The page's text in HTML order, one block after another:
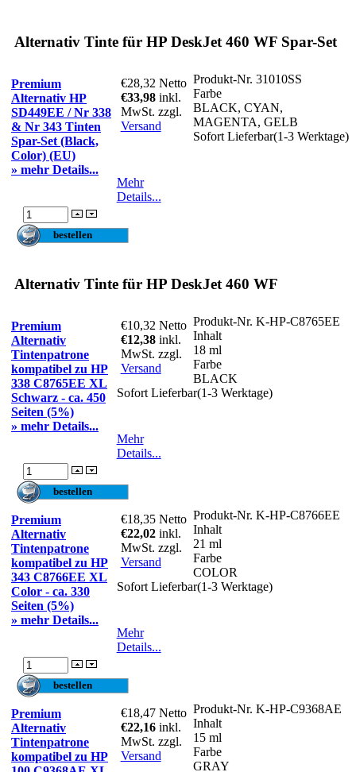
Alternativ Tinte für HP DeskJet 460 WF Spar-Set
Premium
Alternativ HP
SD449EE / Nr 338
& Nr 343 Tinten
Spar-Set (Black,
Color) (EU)
» mehr Details...
€28,32 Netto
€33,98 inkl.
MwSt. zzgl.
Versand
Produkt-Nr. 31010SS
Farbe
BLACK, CYAN,
MAGENTA, GELB
Sofort Lieferbar(1-3 Werktage)
Mehr
Details...
Alternativ Tinte für HP DeskJet 460 WF
Premium
Alternativ
Tintenpatrone
kompatibel zu HP
338 C8765EE XL
Schwarz - ca. 450
Seiten (5%)
» mehr Details...
€10,32 Netto
€12,38 inkl.
MwSt. zzgl.
Versand
Produkt-Nr. K-HP-C8765EE
Inhalt
18 ml
Farbe
BLACK
Sofort Lieferbar(1-3 Werktage)
Mehr
Details...
Premium
Alternativ
Tintenpatrone
kompatibel zu HP
343 C8766EE XL
Color - ca. 330
Seiten (5%)
» mehr Details...
€18,35 Netto
€22,02 inkl.
MwSt. zzgl.
Versand
Produkt-Nr. K-HP-C8766EE
Inhalt
21 ml
Farbe
COLOR
Sofort Lieferbar(1-3 Werktage)
Mehr
Details...
Premium
Alternativ
Tintenpatrone
kompatibel zu HP
€18,47 Netto
€22,16 inkl.
MwSt. zzgl.
Versand
Produkt-Nr. K-HP-C9368AE
Inhalt
15 ml
Farbe
GRAY